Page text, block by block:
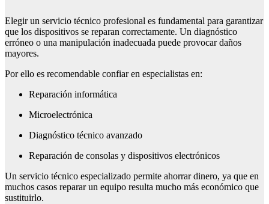
Elegir un servicio técnico profesional es fundamental para garantizar
que los dispositivos se reparan correctamente. Un diagnóstico
erróneo o una manipulación inadecuada puede provocar daños
mayores.
Por ello es recomendable confiar en especialistas en:
Reparación informática
Microelectrónica
Diagnóstico técnico avanzado
Reparación de consolas y dispositivos electrónicos
Un servicio técnico especializado permite ahorrar dinero, ya que en
muchos casos reparar un equipo resulta mucho más económico que
sustituirlo.